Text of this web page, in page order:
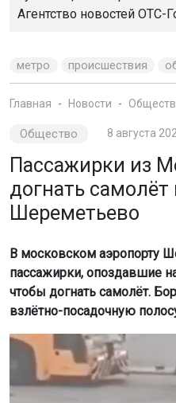
Агентство новостей ОТС-
метро происшествия
Главная Новости
Общество 8 августа
Пассажирки из
догнать самолёт
Шереметьево
В московском аэропорту
пассажирки, опоздавшие
чтобы догнать самолёт.
взлётно-посадочную